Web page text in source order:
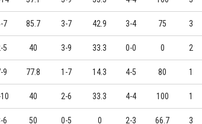
7 85.7 3-7 42.9 3-4 75 3
5 40 3-9 33.3 0-0 0 2
9 77.8 1-7 14.3 4-5 80 1
40 2-6 33.3 4-4 100 1
6 50 0-5 0 2-3 66.7 3